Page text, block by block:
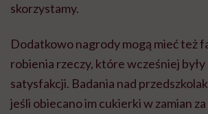
skorzystamy.
Dodatkowo nagrody mogą mieć też
robienia rzeczy, które wcześniej były
satysfakcji. Badania nad
jeśli obiecano im cukierki w zamian